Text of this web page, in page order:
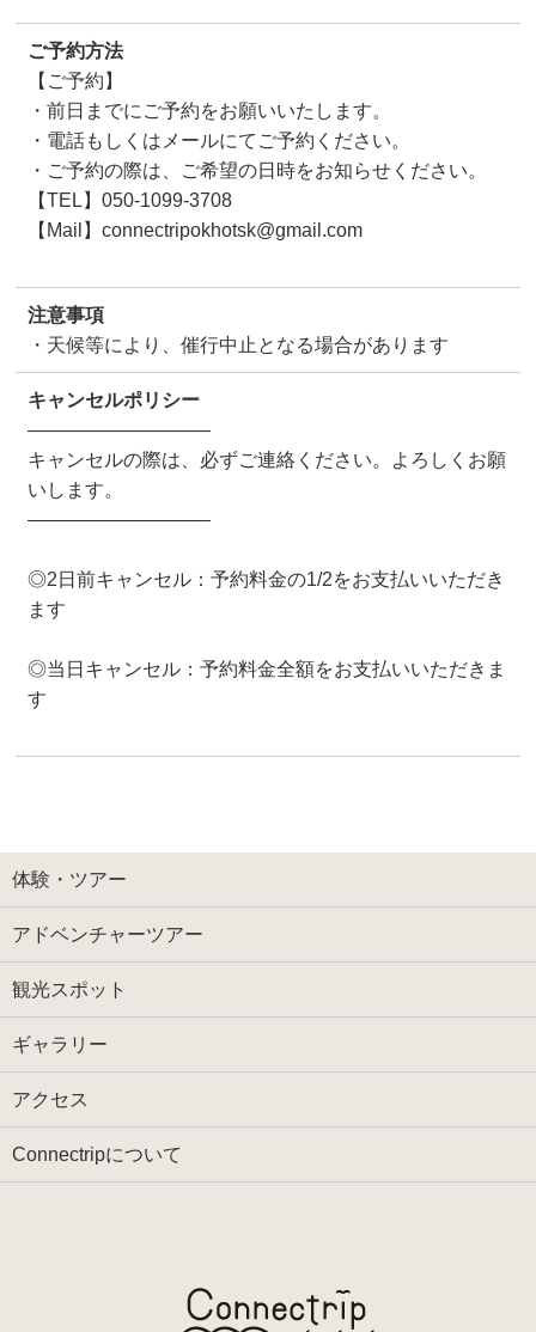
ご予約方法
【ご予約】
・前日までにご予約をお願いいたします。
・電話もしくはメールにてご予約ください。
・ご予約の際は、ご希望の日時をお知らせください。
【TEL】050-1099-3708
【Mail】connectripokhotsk@gmail.com
注意事項
・天候等により、催行中止となる場合があります
キャンセルポリシー
—————————–
キャンセルの際は、必ずご連絡ください。よろしくお願
いします。
—————————–
◎2日前キャンセル：予約料金の1/2をお支払いいただき
ます
◎当日キャンセル：予約料金全額をお支払いいただきま
す
体験・ツアー
アドベンチャーツアー
観光スポット
ギャラリー
アクセス
Connectripについて